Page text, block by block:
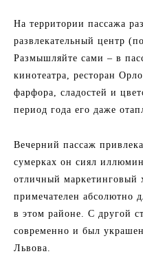
На территории пассажа
развлекательный центр
Размышляйте сами – в
кинотеатра, ресторан
фарфора, сладостей и
период года его даже
Вечерний пассаж
сумерках он сиял
отличный маркетинговый
примечателен абсолютно
в этом районе. С другой
современно и был
Львова.